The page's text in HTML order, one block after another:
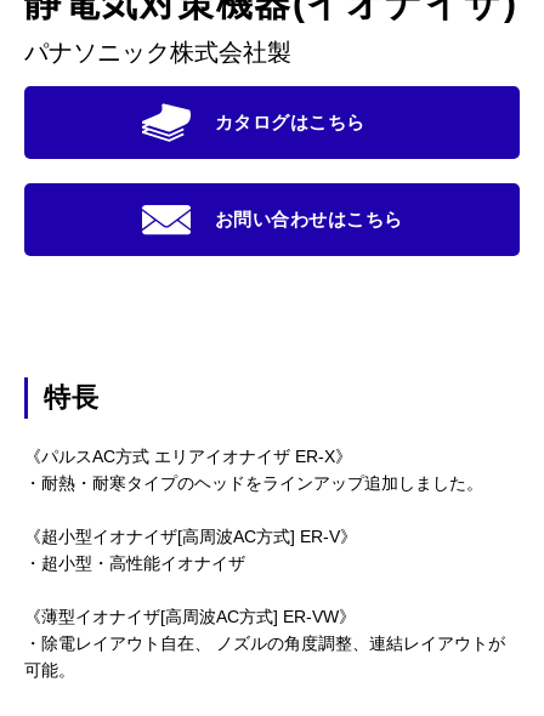
パナソニック株式会社製
カタログはこちら
お問い合わせはこちら
特長
《パルスAC方式 エリアイオナイザ ER-X》
・耐熱・耐寒タイプのヘッドをラインアップ追加しました。
《超小型イオナイザ[高周波AC方式] ER-V》
・超小型・高性能イオナイザ
《薄型イオナイザ[高周波AC方式] ER-VW》
・除電レイアウト自在、 ノズルの角度調整、連結レイアウトが
可能。